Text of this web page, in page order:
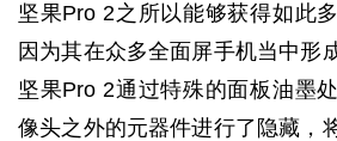
坚果Pro 2之所以能够获得如此
因为其在众多全面屏手机当中形
坚果Pro 2通过特殊的面板油墨
像头之外的元器件进行了隐藏，